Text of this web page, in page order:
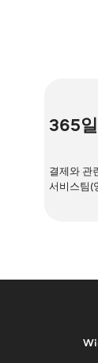
365
결제와 관
서비스팀(